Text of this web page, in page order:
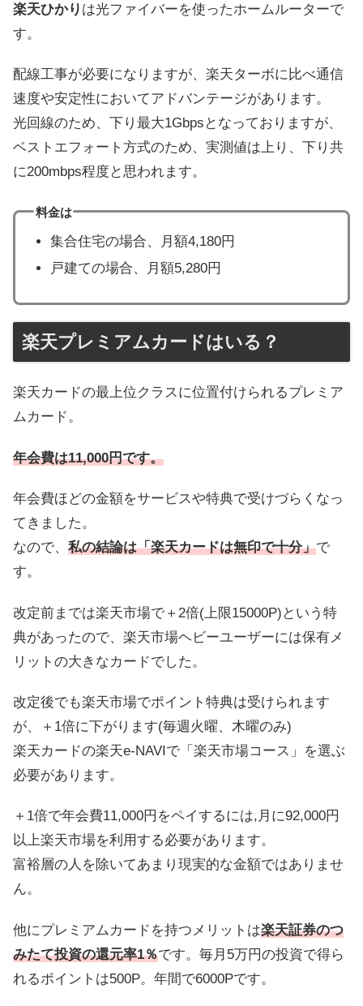
楽天ひかり は光ファイバーを使ったホームルーターで
す。
配線工事が必要になりますが、楽天ターボに比べ通信
速度や安定性においてアドバンテージがあります。
光回線のため、下り最大1Gbpsとなっておりますが、
ベストエフォート方式のため、実測値は上り、下り共
に200mbps程度と思われます。
料金は
集合住宅の場合、月額4,180円
戸建ての場合、月額5,280円
楽天プレミアムカードはいる？
楽天カードの最上位クラスに位置付けられるプレミア
ムカード。
年会費は11,000円です。
年会費ほどの金額をサービスや特典で受けづらくなっ
てきました。
なので、 私の結論は「楽天カードは無印で十分」で
す。
改定前までは楽天市場で＋2倍(上限15000P)という特
典があったので、楽天市場ヘビーユーザーには保有メ
リットの大きなカードでした。
改定後でも楽天市場でポイント特典は受けられます
が、＋1倍に下がります(毎週火曜、木曜のみ)
楽天カードの楽天e-NAVIで「楽天市場コース」を選ぶ
必要があります。
＋1倍で年会費11,000円をペイするには,月に92,000円
以上楽天市場を利用する必要があります。
富裕層の人を除いてあまり現実的な金額ではありませ
ん。
他にプレミアムカードを持つメリットは楽天証券のつ
みたて投資の還元率1％です。毎月5万円の投資で得ら
れるポイントは500P。年間で6000Pです。